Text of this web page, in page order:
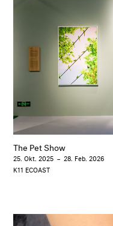
The Pet Show
25. Okt. 2025 –28. Feb. 2026
K11 ECOAST